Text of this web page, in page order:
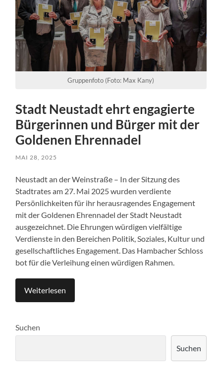
Gruppenfoto (Foto: Max Kany)
Stadt Neustadt ehrt engagierte
Bürgerinnen und Bürger mit der
Goldenen Ehrennadel
MAI 28, 2025
Neustadt an der Weinstraße – In der Sitzung des
Stadtrates am 27. Mai 2025 wurden verdiente
Persönlichkeiten für ihr herausragendes Engagement
mit der Goldenen Ehrennadel der Stadt Neustadt
ausgezeichnet. Die Ehrungen würdigen vielfältige
Verdienste in den Bereichen Politik, Soziales, Kultur und
gesellschaftliches Engagement. Das Hambacher Schloss
bot für die Verleihung einen würdigen Rahmen.
Weiterlesen
Suchen
Suchen